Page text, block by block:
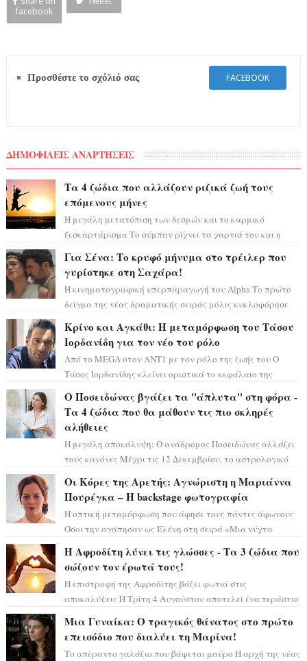
facebook
Προσθέστε το σχόλιό σας FACEBOOK
ΔΗΜΟΦΙΛΕΙΣ ΑΝΑΡΤΗΣΕΙΣ
Τα 4 ζώδια που αλλάζουν ριζικά ζωή τους
επόμενους μήνες
Η μεγάλη μετατόπιση των δεσμών και το καρμικό
ξεσκαρτάρισμα Το σύμπαν ρίχνει τα χαρτιά του και η
Για Σένα: Το κρυφό μήνυμα στο τρέιλερ που
γυρίστηκε στη Σαχάρα!
Η κινηματογραφική υπερπαραγωγή του Alpha Το πρώτο
δείγμα της νέας δραματικής σειράς μόλις κυκλοφόρησε
Κρίνο και Αγκάθι: Η μεταμόρφωση του Τάσου
Ιορδανίδη για τον νέο του ρόλο
Από το MEGA στον ΑΝΤ1 με τον ρόλο της ζωής του Ο
Τάσος Ιορδανίδης κλείνει οριστικά το κεφάλαιο της
Ο Ποσειδώνας βγάζει τα "άπλυτα" στη φόρα -
Τα 4 ζώδια που θα μάθουν τις πιο σκληρές
αλήθειες
Η μεγάλη αποκάλυψη: Ο ανάδρομος Ποσειδώνας αλλάζει
τους κανόνες Μέχρι τις 12 Δεκεμβρίου, το αστρολογικό
Οι Κόρες της Αρετής: Αγνώριστη η Μαριάννα
Πουρέγκα – H backstage φωτογραφία
Η οπτική μεταμόρφωση που άφησε τους πάντες άφωνους
Όσοι την αγάπησαν ως Ελένη στη σειρά «Μια νύχτα
Η Αφροδίτη λύνει τις γλώσσες - Τα 3 ζώδια που
σώζουν τον έρωτά τους!
Η επιστροφή της Αφροδίτης βάζει φωτιά στις
αποκαλύψεις Η Τρίτη 4 Αυγούστου αποτελεί ένα τεράστιο
Μια Γυναίκα: Ο τραγικός θάνατος στο πρώτο
επεισόδιο που διαλύει τη Μαρίνα!
Το απέραντο γαλάζιο που βάφεται μαύρο Η αρχή της νέας